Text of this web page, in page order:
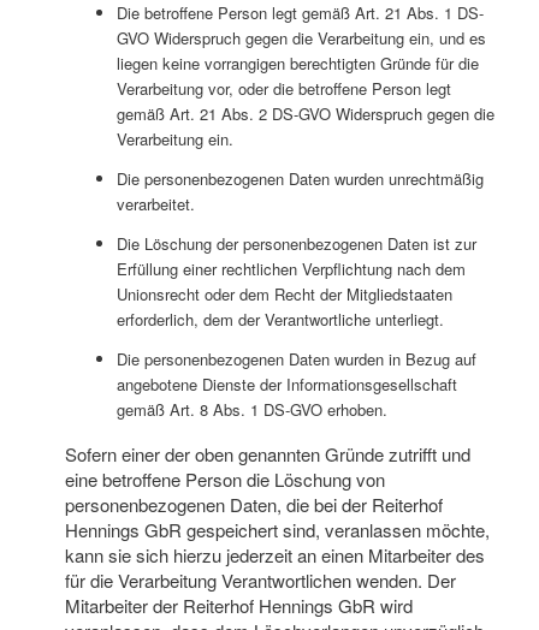
Die betroffene Person legt gemäß Art. 21 Abs. 1 DS-
GVO Widerspruch gegen die Verarbeitung ein, und es
liegen keine vorrangigen berechtigten Gründe für die
Verarbeitung vor, oder die betroffene Person legt
gemäß Art. 21 Abs. 2 DS-GVO Widerspruch gegen die
Verarbeitung ein.
Die personenbezogenen Daten wurden unrechtmäßig
verarbeitet.
Die Löschung der personenbezogenen Daten ist zur
Erfüllung einer rechtlichen Verpflichtung nach dem
Unionsrecht oder dem Recht der Mitgliedstaaten
erforderlich, dem der Verantwortliche unterliegt.
Die personenbezogenen Daten wurden in Bezug auf
angebotene Dienste der Informationsgesellschaft
gemäß Art. 8 Abs. 1 DS-GVO erhoben.
Sofern einer der oben genannten Gründe zutrifft und
eine betroffene Person die Löschung von
personenbezogenen Daten, die bei der Reiterhof
Hennings GbR gespeichert sind, veranlassen möchte,
kann sie sich hierzu jederzeit an einen Mitarbeiter des
für die Verarbeitung Verantwortlichen wenden. Der
Mitarbeiter der Reiterhof Hennings GbR wird